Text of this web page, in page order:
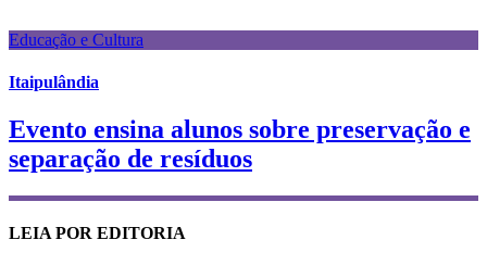
Educação e Cultura
Itaipulândia
Evento ensina alunos sobre preservação e
separação de resíduos
LEIA POR EDITORIA